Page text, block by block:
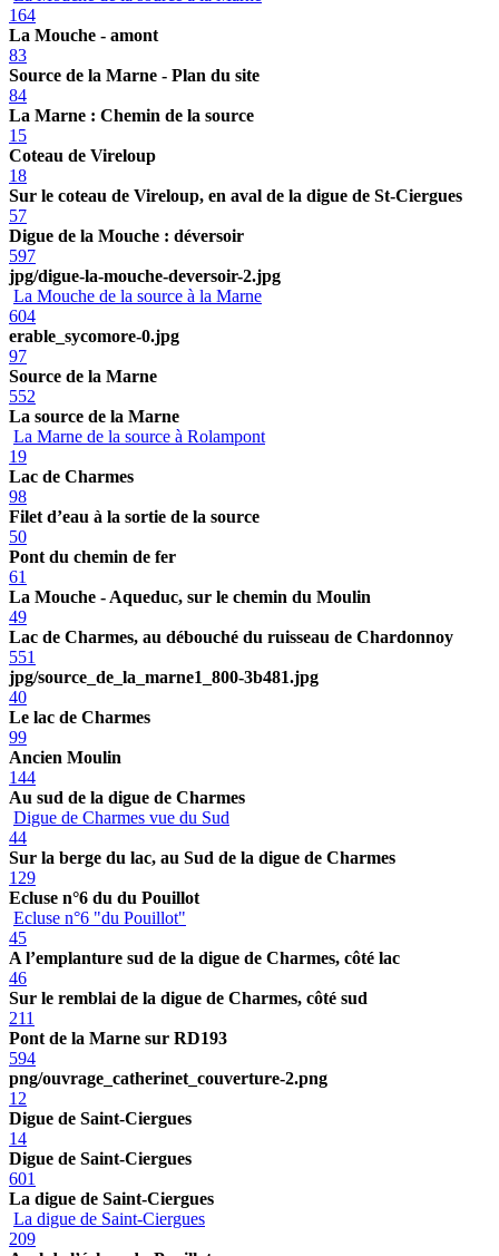
164
La Mouche - amont
83
Source de la Marne - Plan du site
84
La Marne : Chemin de la source
15
Coteau de Vireloup
18
Sur le coteau de Vireloup, en aval de la digue de St-Ciergues
57
Digue de la Mouche : déversoir
597
jpg/digue-la-mouche-deversoir-2.jpg
La Mouche de la source à la Marne
604
erable_sycomore-0.jpg
97
Source de la Marne
552
La source de la Marne
La Marne de la source à Rolampont
19
Lac de Charmes
98
Filet d’eau à la sortie de la source
50
Pont du chemin de fer
61
La Mouche - Aqueduc, sur le chemin du Moulin
49
Lac de Charmes, au débouché du ruisseau de Chardonnoy
551
jpg/source_de_la_marne1_800-3b481.jpg
40
Le lac de Charmes
99
Ancien Moulin
144
Au sud de la digue de Charmes
Digue de Charmes vue du Sud
44
Sur la berge du lac, au Sud de la digue de Charmes
129
Ecluse n°6 du du Pouillot
Ecluse n°6 "du Pouillot"
45
A l’emplanture sud de la digue de Charmes, côté lac
46
Sur le remblai de la digue de Charmes, côté sud
211
Pont de la Marne sur RD193
594
png/ouvrage_catherinet_couverture-2.png
12
Digue de Saint-Ciergues
14
Digue de Saint-Ciergues
601
La digue de Saint-Ciergues
La digue de Saint-Ciergues
209